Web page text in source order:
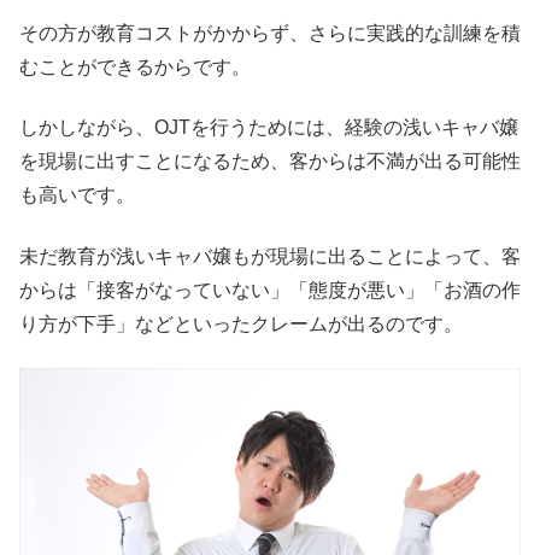
その方が教育コストがかからず、さらに実践的な訓練を積
むことができるからです。
しかしながら、OJTを行うためには、経験の浅いキャバ嬢
を現場に出すことになるため、客からは不満が出る可能性
も高いです。
未だ教育が浅いキャバ嬢もが現場に出ることによって、客
からは「接客がなっていない」「態度が悪い」「お酒の作
り方が下手」などといったクレームが出るのです。